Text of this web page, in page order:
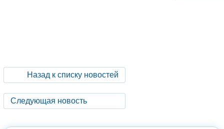
Назад к списку новостей
Следующая новость